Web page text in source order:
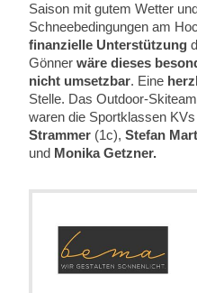
Saison mit gutem Wetter
Schneebedingungen am
finanzielle Unterstützung
Gönnerwäre dieses
nicht umsetzbar. Eine
Stelle. Das Outdoor-
waren die Sportklassen KVs
Strammer (1c),Stefan
und Monika Getzner.